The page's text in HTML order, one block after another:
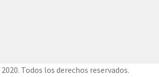
Todos los derechos reservados.